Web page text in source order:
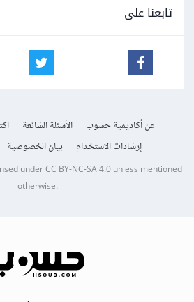
تابعنا على
عن أكاديمية حسوب الأسئلة الشائعة
إرشادات الاستخدام
بيان الخصوصية
underCC BY-NC-SA 4.0unless mentioned
otherwise.